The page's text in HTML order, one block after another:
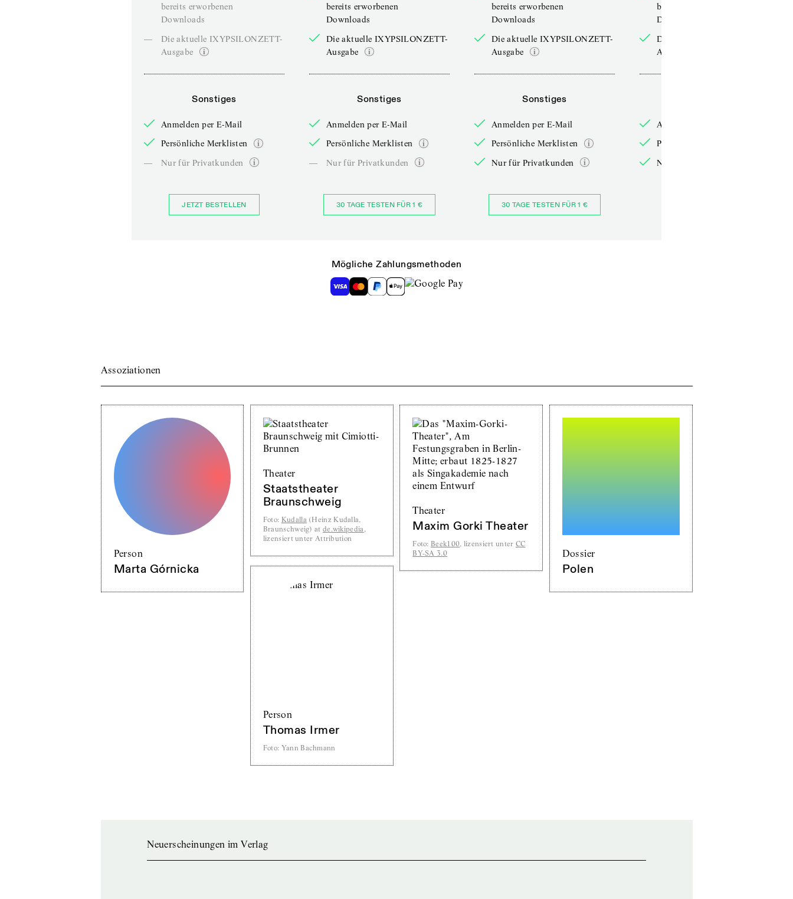
bereits erworbenen
Downloads
—
Die aktuelle IXYPSILONZETT-
Ausgabe
Sonstiges
Anmelden per E-Mail
Persönliche Merklisten
—
Nur für Privatkunden
JETZT BESTELLEN
bereits erworbenen
Downloads
Die aktuelle IXYPSILONZETT-
Ausgabe
Sonstiges
Anmelden per E-Mail
Persönliche Merklisten
—
Nur für Privatkunden
30 TAGE TESTEN FÜR 1 €
bereits erworbenen
Downloads
Die aktuelle IXYPSILONZETT-
Ausgabe
Sonstiges
Anmelden per E-Mail
Persönliche Merklisten
Nur für Privatkunden
30 TAGE TESTEN FÜR 1 €
bereits erworbenen
Downloads
Die aktuelle IXYPSILONZETT-
Ausgabe
Anmelden per E-Mail
Persönliche Merklisten
Nur für Privatkunden
Mögliche Zahlungsmethoden
Assoziationen
Person
Marta Górnicka
Theater
Staatstheater
Braunschweig
Foto: Kudalla (Heinz Kudalla,
Braunschweig) at de.wikipedia ,
lizensiert unter Attribution
Theater
Maxim Gorki Theater
Foto: Beek100, lizensiert unter CC
BY-SA 3.0
Dossier
Polen
Person
Thomas Irmer
Foto: Yann Bachmann
Neuerscheinungen im Verlag